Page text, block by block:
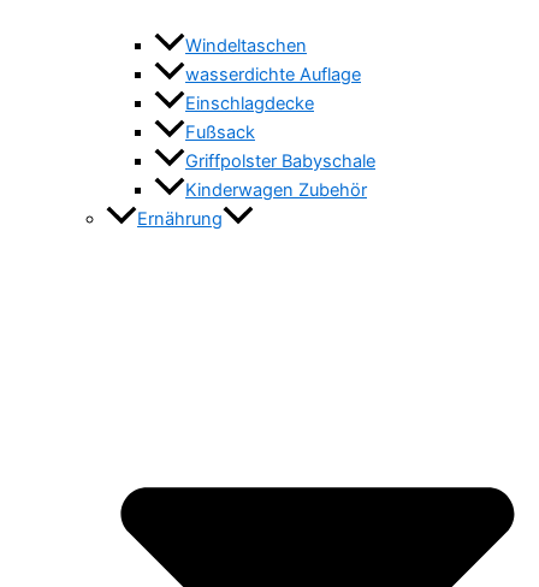
Windeltaschen
wasserdichte Auflage
Einschlagdecke
Fußsack
Griffpolster Babyschale
Kinderwagen Zubehör
Ernährung